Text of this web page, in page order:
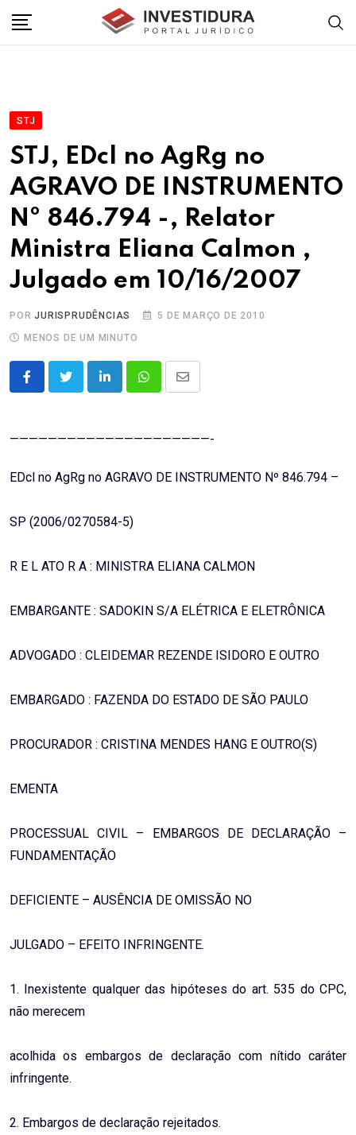
STJ
STJ, EDcl no AgRg no
AGRAVO DE INSTRUMENTO
Nº 846.794 -, Relator
Ministra Eliana Calmon ,
Julgado em 10/16/2007
PORJURISPRUDÊNCIAS
5 DE MARÇO DE 2010
MENOS DE UM MINUTO
LinkedInWhatsappShare
—————————————————————-
EDcl no AgRg no AGRAVO DE INSTRUMENTO Nº 846.794 –
SP (2006/0270584-5)
R E L ATO R A : MINISTRA ELIANA CALMON
EMBARGANTE : SADOKIN S/A ELÉTRICA E ELETRÔNICA
ADVOGADO : CLEIDEMAR REZENDE ISIDORO E OUTRO
EMBARGADO : FAZENDA DO ESTADO DE SÃO PAULO
PROCURADOR : CRISTINA MENDES HANG E OUTRO(S)
EMENTA
PROCESSUAL CIVIL – EMBARGOS DE DECLARAÇÃO –
FUNDAMENTAÇÃO
DEFICIENTE – AUSÊNCIA DE OMISSÃO NO
JULGADO – EFEITO INFRINGENTE.
1. Inexistente qualquer das hipóteses do art. 535 do CPC,
não merecem
acolhida os embargos de declaração com nítido caráter
infringente.
2. Embargos de declaração rejeitados.